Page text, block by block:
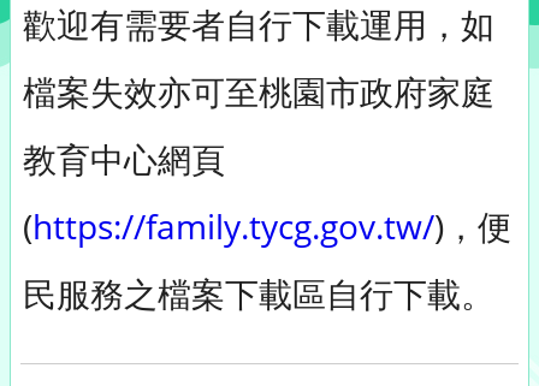
歡迎有需要者自行下載運用，如
檔案失效亦可至桃園市政府家庭
教育中心網頁
(https://family.tycg.gov.tw/)，便
民服務之檔案下載區自行下載。